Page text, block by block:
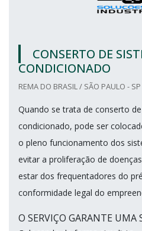
CONSERTO DE
CONDICIONADO
REMA DO BRASIL / SÃO PAULO - SP
Quando se trata de conserto
condicionado, pode ser
o pleno funcionamento dos
evitar a proliferação de
estar dos frequentadores do
conformidade legal do
O SERVIÇO GARANTE UMA